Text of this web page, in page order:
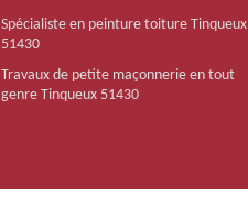
Spécialiste en peinture toiture Tinqueux
51430
Travaux de petite maçonnerie en tout
genre Tinqueux 51430